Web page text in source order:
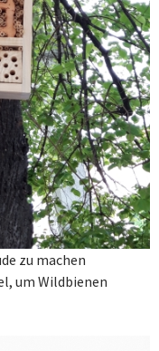
zu machen
um Wildbienen